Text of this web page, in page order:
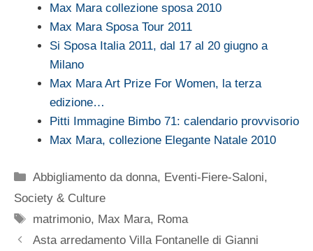
Max Mara collezione sposa 2010
Max Mara Sposa Tour 2011
Si Sposa Italia 2011, dal 17 al 20 giugno a
Milano
Max Mara Art Prize For Women, la terza
edizione…
Pitti Immagine Bimbo 71: calendario provvisorio
Max Mara, collezione Elegante Natale 2010
Categorie
Abbigliamento da donna, Eventi-Fiere-Saloni,
Society & Culture
Tag
matrimonio, Max Mara, Roma
Asta arredamento Villa Fontanelle di Gianni